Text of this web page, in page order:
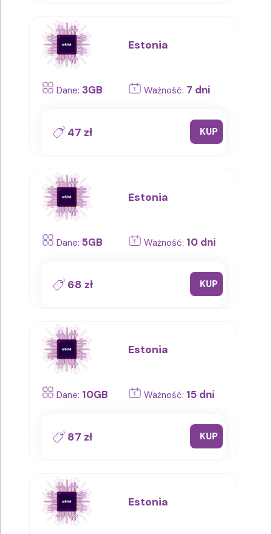
Estonia
Dane: 3GB Ważność: 7 dni
47 zł KUP
Estonia
Dane: 5GB Ważność: 10 dni
68 zł KUP
Estonia
Dane: 10GB Ważność: 15 dni
87 zł KUP
Estonia